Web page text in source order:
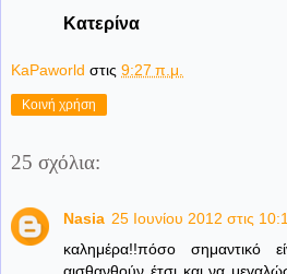
Κατερίνα
KaPaworld στις 9:27 π.μ.
Κοινή χρήση
25 σχόλια:
Nasia 25 Ιουνίου 2012 στις
καλημέρα!!πόσο σημαντικό